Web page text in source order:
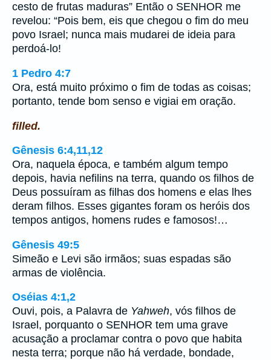
cesto de frutas maduras” Então o SENHOR me
revelou: “Pois bem, eis que chegou o fim do meu
povo Israel; nunca mais mudarei de ideia para
perdoá-lo!
1 Pedro 4:7
Ora, está muito próximo o fim de todas as coisas;
portanto, tende bom senso e vigiai em oração.
filled.
Gênesis 6:4,11,12
Ora, naquela época, e também algum tempo
depois, havia nefilins na terra, quando os filhos de
Deus possuíram as filhas dos homens e elas lhes
deram filhos. Esses gigantes foram os heróis dos
tempos antigos, homens rudes e famosos!…
Gênesis 49:5
Simeão e Levi são irmãos; suas espadas são
armas de violência.
Oséias 4:1,2
Ouvi, pois, a Palavra de Yahweh, vós filhos de
Israel, porquanto o SENHOR tem uma grave
acusação a proclamar contra o povo que habita
nesta terra; porque não há verdade, bondade,